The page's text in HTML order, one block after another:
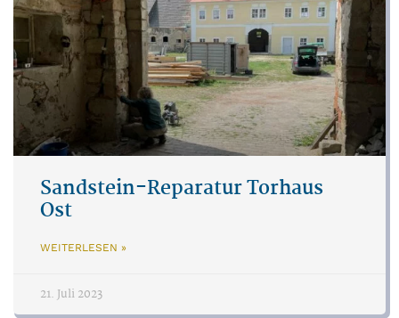
Sandstein-Reparatur Torhaus
Ost
WEITERLESEN »
21. Juli 2023